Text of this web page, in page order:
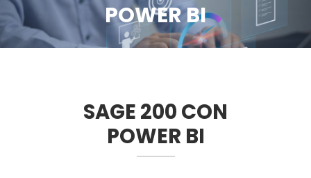
POWER BI
SAGE 200 CON
POWER BI